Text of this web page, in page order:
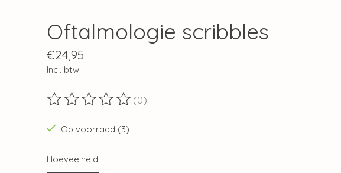
Oftalmologie scribbles
€24,95
Incl. btw
De beoordeling van dit product is
(0)
Op voorraad (3)
Hoeveelheid: